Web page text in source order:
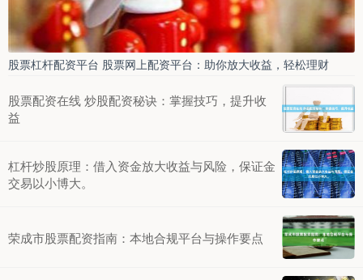
股票杠杆配资平台 股票网上配资平台：助你放大收益，轻松理财
股票配资在线 炒股配资秘诀：掌握技巧，提升收
益
杠杆炒股原理：借入资金放大收益与风险，保证金
交易以小博大。
荣成市股票配资指南：本地合规平台与操作要点